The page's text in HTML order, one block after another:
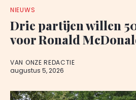
NIEUWS
Drie partijen willen
voor Ronald
VAN ONZE REDACTIE
augustus 5, 2026